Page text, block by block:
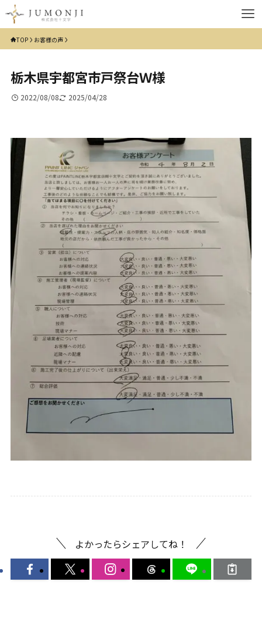
TOP お客様の声
栃木県宇都宮市戸祭台Ｗ様
2022/08/08 2025/04/28
よかったらシェアしてね！